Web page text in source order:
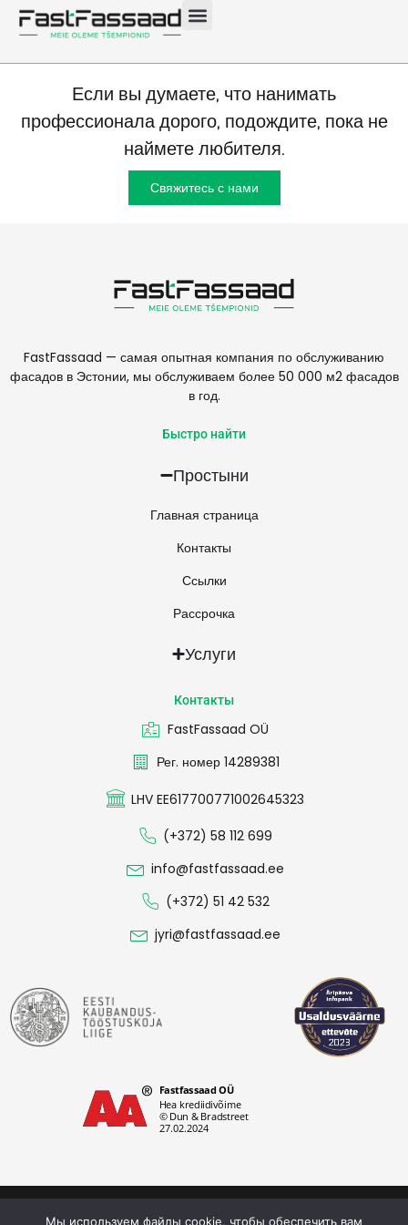
Таллинн 200 м2
Если вы думаете, что нанимать
профессионала дорого, подождите, пока не
наймете любителя.
Свяжитесь с нами
FastFassaad — самая опытная компания по обслуживанию
фасадов в Эстонии, мы обслуживаем более 50 000 м2 фасадов
в год.
Быстро найти
Простыни
Главная страница
Контакты
Ссылки
Рассрочка
Услуги
Контакты
FastFassaad OÜ
Рег. номер 14289381
LHV EE617700771002645323
(+372) 58 112 699
info@fastfassaad.ee
(+372) 51 42 532
jyri@fastfassaad.ee
Политика конфиденциальности
Мы используем файлы cookie, чтобы обеспечить вам